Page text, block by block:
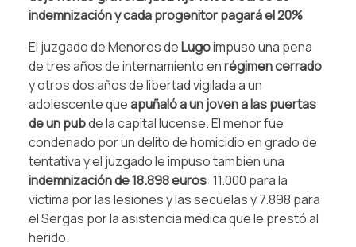
indemnización y cada progenitor pagará el 20%
El juzgado de Menores deLugoimpuso una pena
de tres años de internamiento enrégimen cerrado
y otros dos años de libertad vigilada a un
adolescente queapuñaló a un joven a las puertas
de un pubde la capital lucense. El menor fue
condenado por un delito de homicidio en grado de
tentativa y el juzgado le impuso también una
indemnización de 18.898 euros: 11.000 para la
víctima por las lesiones y las secuelas y 7.898 para
el Sergas por la asistencia médica que le prestó al
herido.